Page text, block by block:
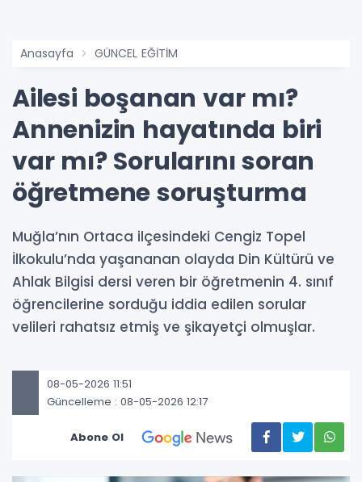
Anasayfa GÜNCEL EĞİTİM
Ailesi boşanan var mı?
Annenizin hayatında biri
var mı? Sorularını soran
öğretmene soruşturma
Muğla’nın Ortaca ilçesindeki Cengiz Topel
İlkokulu’nda yaşananan olayda Din Kültürü ve
Ahlak Bilgisi dersi veren bir öğretmenin 4. sınıf
öğrencilerine sorduğu iddia edilen sorular
velileri rahatsız etmiş ve şikayetçi olmuşlar.
08-05-2026 11:51
Güncelleme : 08-05-2026 12:17
Abone Ol